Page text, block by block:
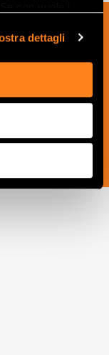
dettaglià jour
au
design